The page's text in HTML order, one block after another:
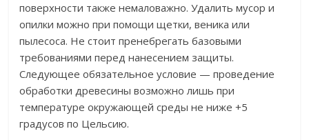
поверхности также немаловажно. Удалить мусор и
опилки можно при помощи щетки, веника или
пылесоса. Не стоит пренебрегать базовыми
требованиями перед нанесением защиты.
Следующее обязательное условие — проведение
обработки древесины возможно лишь при
температуре окружающей среды не ниже +5
градусов по Цельсию.